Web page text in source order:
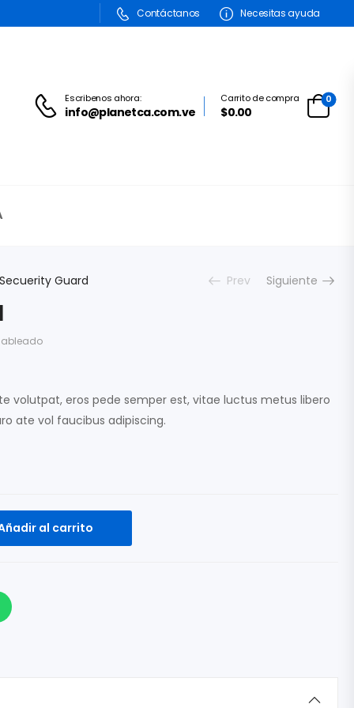
Contáctanos Necesitas ayuda
Escribenos ahora:
info@planetca.com.ve
Carrito de compra
$0.00
0
Guard Prev Siguiente
volutpat, eros pede semper est, vitae luctus metus libero
ate vol faucibus adipiscing.
al carrito